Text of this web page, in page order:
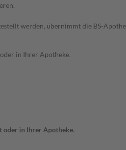
werden, übernimmt die BS-
in Ihrer Apotheke.
oder in Ihrer Apotheke.